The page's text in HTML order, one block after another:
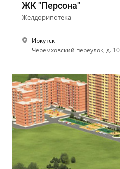
ЖК "Персона"
Желдорипотека
Иркутск
Черемховский переулок, д. 10